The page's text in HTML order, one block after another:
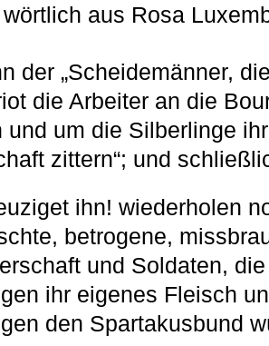
aus Rosa
der „Scheidemänner,
die Arbeiter an die
und um die Silberlinge
zittern“; und
ihn! wiederholen
betrogene,
und Soldaten,
ihr eigenes Fleisch
den Spartakusbund